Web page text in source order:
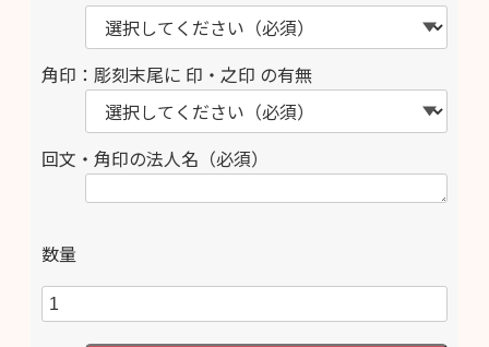
角印：彫刻末尾に 印・之印 の有無
回文・角印の法人名（必須）
数量